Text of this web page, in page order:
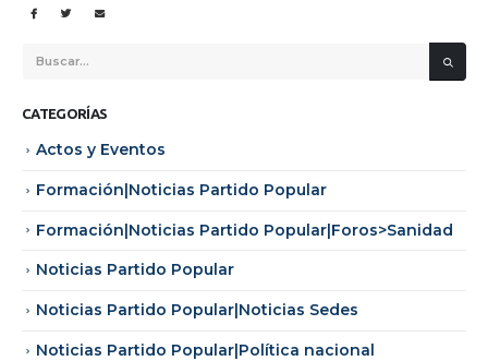
CATEGORÍAS
Actos y Eventos
Formación|Noticias Partido Popular
Formación|Noticias Partido Popular|Foros>Sanidad
Noticias Partido Popular
Noticias Partido Popular|Noticias Sedes
Noticias Partido Popular|Política nacional